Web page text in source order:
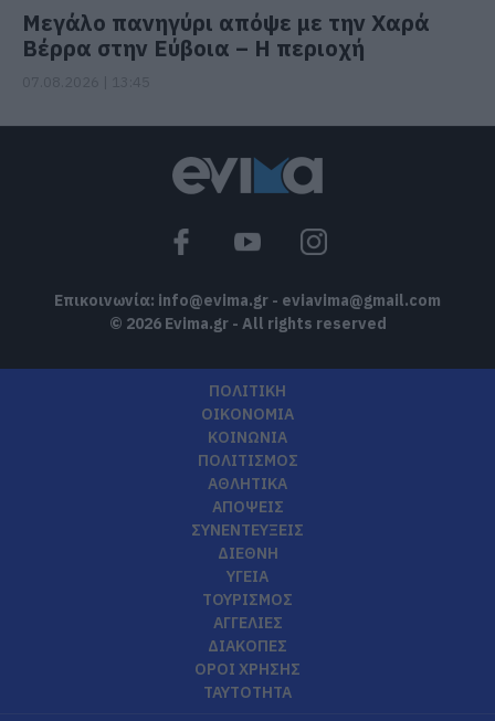
Μεγάλο πανηγύρι απόψε με την Χαρά
Βέρρα στην Εύβοια – Η περιοχή
Επικοινωνία: info@evima.gr - eviavima@gmail.com
© 2026 Evima.gr - All rights reserved
ΠΟΛΙΤΙΚΗ
ΟΙΚΟΝΟΜΙΑ
ΚΟΙΝΩΝΙΑ
ΠΟΛΙΤΙΣΜΟΣ
ΑΘΛΗΤΙΚΑ
ΑΠΟΨΕΙΣ
ΣΥΝΕΝΤΕΥΞΕΙΣ
ΔΙΕΘΝΗ
ΥΓΕΙΑ
ΤΟΥΡΙΣΜΟΣ
ΑΓΓΕΛΙΕΣ
ΔΙΑΚΟΠΕΣ
ΟΡΟΙ ΧΡΗΣΗΣ
ΤΑΥΤΟΤΗΤΑ